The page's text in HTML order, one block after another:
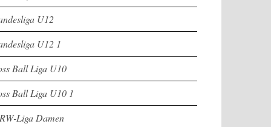
U12
U12 1
Ball Liga U10
Ball Liga U10 1
Liga Damen